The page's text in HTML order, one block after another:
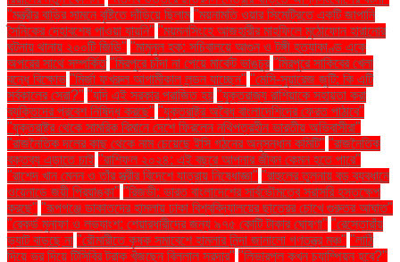
"মন্ত্রীর বাড়ির সামনে বৃষ্টিতে দাঁড়িয়ে ছিলাম "ময়নামতি ওয়ার সিমেট্রিতে একটি জাপানি
সৈনিকের দেহাবশেষ পাওয়া যায়নি" "ময়মনসিংহে আজহারীর মাহফিলে মুঠোফোন হারানোর
ঘটনায় থানায় ২০০টি জিডি" "মামুনুল হক: সচিবালয়ে আগুন ও টঙ্গী হত্যাকাণ্ড একে
অপরের সাথে সম্পর্কিত "মিরপুরে চাঁদা না পেয়ে মার্কেট ভাঙচুর "মিরপুরে সাকিবের খেলা
বন্ধে বিক্ষোভ "মির্জা ফখরুল আগামীকাল লন্ডন যাচ্ছেন" "মেসি-সুয়ারেজ জুটি: কি এটি
সর্বকালের সেরা?" "যদি এই সরকার পরাজিত হয় "যুক্তরাজ্য রাশিয়াকে সহায়তা করা
ব্যক্তিদের প্রবেশ নিষিদ্ধ করছে" "যুক্তরাষ্ট্র অবৈধ বাংলাদেশিদের ফেরত পাঠাবে"
"যুক্তরাষ্ট্র থেকে সামরিক বিমানে দেশে ফিরলেন নথিপত্রহীন ভারতীয় অভিবাসীরা"
"রাজনৈতিক দলের কাছ থেকে নাম চেয়েছে ইসি গঠনের অনুসন্ধান কমিটি" "রাজনৈতিক
বক্তব্য এড়াতে চাই "রাশিফল ২০২৪: এই বছরে আপনার জীবন কেমন হতে পারে"
"রাশেদ খান মেনন ও তাঁর স্ত্রীর বিদেশে যাত্রায় নিষেধাজ্ঞা" "রাহুলের তুলনায় বড় ব্যবধানে
ওয়েনাডে জয়ী প্রিয়াঙ্কা" "রিজভী: ভারত বাংলাদেশের সার্বভৌমত্বে সরাসরি হস্তক্ষেপ
করছে" "রূপগঞ্জে ডাকাতদের হামলায় ঢাকা বিশ্ববিদ্যালয়ের ছাত্রের চোখে গুরুতর আঘাত"
"রেকর্ড মুনাফা ও লভ্যাংশ: শেয়ারধারীদের জন্য ৯৭৫ কোটি টাকার ঘোষণা" "রেস্তোরাঁয়
ভ্যাট বাড়ছে না "রৌমারীতে কৃষক সমাবেশে হামলার নিন্দা জানালো গণতন্ত্র মঞ্চ" "লাঠি
দিয়ে ভর দিয়ে টিসিবির ট্রাক খুঁজছেন বিল্লাল সরদার" "লিভারপুল কখন চ্যাম্পিয়ন হবে?"